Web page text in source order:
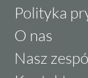
Polityka
O nas
Nasz